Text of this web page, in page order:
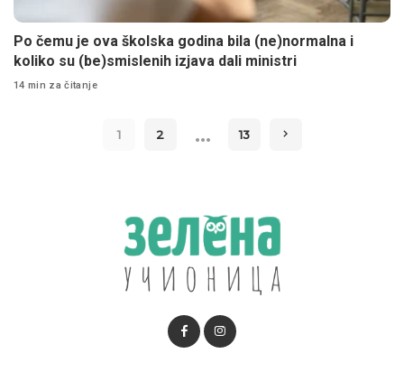
Po čemu je ova školska godina bila (ne)normalna i
koliko su (be)smislenih izjava dali ministri
14 min za čitanje
1 2 … 13